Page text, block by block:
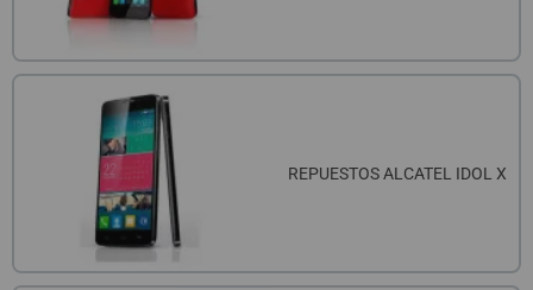
REPUESTOS ALCATEL IDOL X